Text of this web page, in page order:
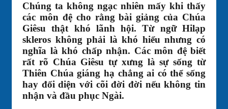
Chúng ta không ngạc nhiên mấy khi thấy
các môn đệ cho rằng bài giảng của Chúa
Giêsu thật khó lãnh hội. Từ ngữ Hilạp
skleros không phải là khó hiểu nhưng có
nghĩa là khó chấp nhận. Các môn đệ biết
rất rõ Chúa Giêsu tự xưng là sự sống từ
Thiên Chúa giáng hạ chẳng ai có thể sống
hay đối diện với cõi đời đời nếu không tin
nhận và đầu phục Ngài.